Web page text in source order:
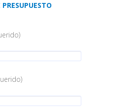
PRESUPUESTO